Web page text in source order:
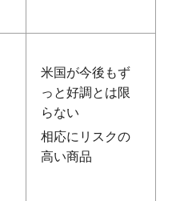
米国が今後もず
っと好調とは限
らない
相応にリスクの
高い商品